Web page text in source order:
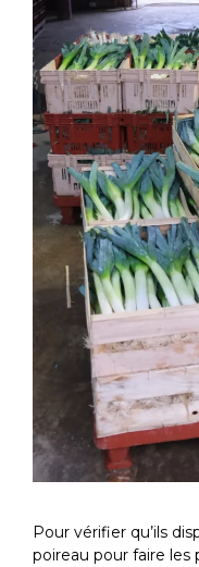
Pour vérifier qu’ils
poireau pour faire les